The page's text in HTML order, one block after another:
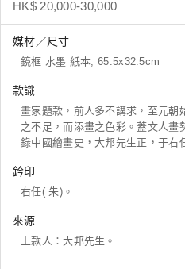
HK$ 20,000-30,000
媒材／尺寸
鏡框 水墨 紙本, 65.5x32.5cm
款識
畫家題款，前人多不講求，至元朝
之不足，而添畫之色彩。蓋文人畫
錄中國繪畫史，大邦先生正，于右
鈐印
右任( 朱)。
來源
上款人：大邦先生。